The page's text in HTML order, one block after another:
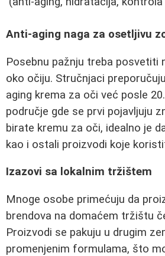
Anti-aging naga za osetljivu
Posebnu pažnju treba posvetiti
oko očiju. Stručnjaci
aging krema za oči već posle
područje gde se prvi pojavljuju
birate kremu za oči, idealno je
kao i ostali proizvodi koje
Izazovi sa lokalnim tržištem
Mnoge osobe primećuju da
brendova na domaćem tržištu
Proizvodi se pakuju u drugim
promenjenim formulama, što